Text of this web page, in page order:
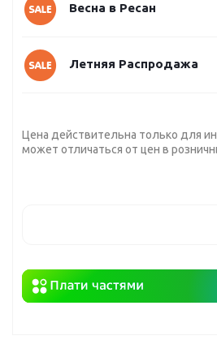
Весна в Ресан
Летняя Распродажа
Цена действительна только для
может отличаться от цен в